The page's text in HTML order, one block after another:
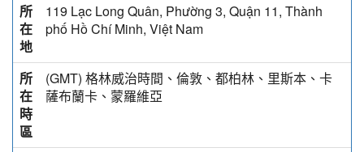
所
在
地
119 Lạc Long Quân, Phường 3, Quận 11, Thành
phố Hồ Chí Minh, Việt Nam
所
在
時
區
(GMT) 格林威治時間、倫敦、都柏林、里斯本、卡
薩布蘭卡、蒙羅維亞